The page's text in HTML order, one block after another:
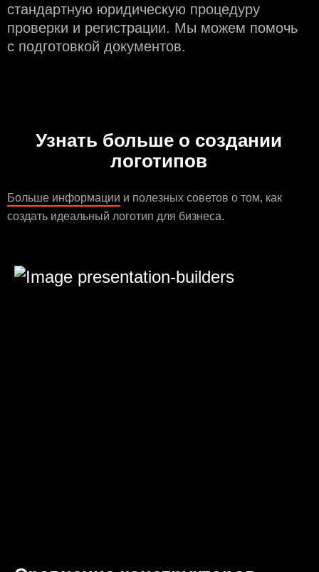
стандартную юридическую процедуру
проверки и регистрации. Мы можем помочь
с подготовкой документов.
Узнать больше о создании
логотипов
Больше информации и полезных советов о том, как
создать идеальный логотип для бизнеса.